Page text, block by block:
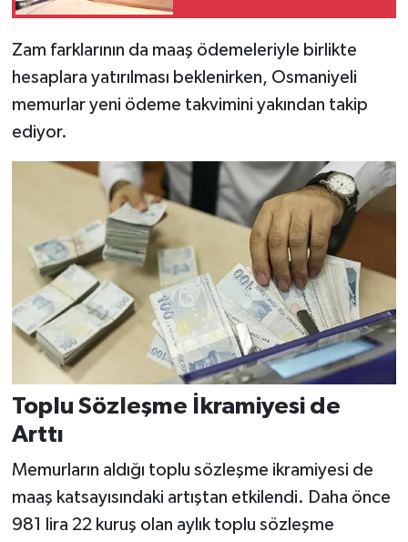
Zam farklarının da maaş ödemeleriyle birlikte
hesaplara yatırılması beklenirken, Osmaniyeli
memurlar yeni ödeme takvimini yakından takip
ediyor.
Toplu Sözleşme İkramiyesi de
Arttı
Memurların aldığı toplu sözleşme ikramiyesi de
maaş katsayısındaki artıştan etkilendi. Daha önce
981 lira 22 kuruş olan aylık toplu sözleşme